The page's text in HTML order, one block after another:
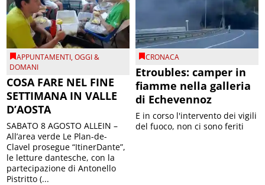
APPUNTAMENTI,OGGI &
DOMANI
COSA FARE NEL FINE
SETTIMANA IN VALLE
D’AOSTA
SABATO 8 AGOSTO ALLEIN –
All’area verde Le Plan-de-
Clavel prosegue “ItinerDante”,
le letture dantesche, con la
partecipazione di Antonello
Pistritto (...
CRONACA
Etroubles: camper in
fiamme nella galleria
di Echevennoz
E in corso l'intervento dei vigili
del fuoco, non ci sono feriti